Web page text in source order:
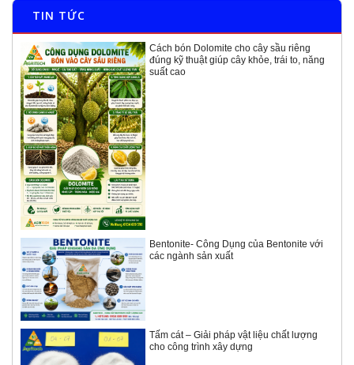
TIN TỨC
Cách bón Dolomite cho cây sầu riêng
đúng kỹ thuật giúp cây khỏe, trái to, năng
suất cao
Bentonite- Công Dụng của Bentonite với
các ngành sản xuất
Tấm cát – Giải pháp vật liệu chất lượng
cho công trình xây dựng